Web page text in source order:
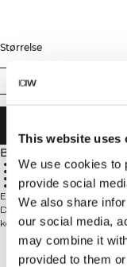
This website uses
We use cookies to
provide social
We also share
our social media,
may combine it
provided to them
Størrelse
S
Beskrivelse
Ermeløs design
Normal passform
Sømløst materiale
Pustende
Ermeløs, sømløs
Det myke jerseystrikkede
konstruksjonen reduserer
passform og standard
på løpeturen og på varme
Tekniske